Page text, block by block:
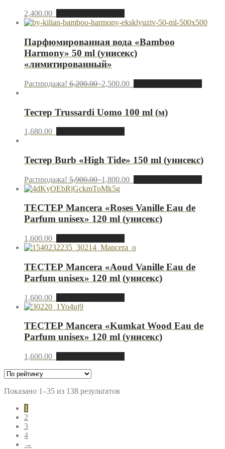
2,400.00
Парфюмированная вода «Bamboo
Harmony» 50 ml (унисекс)
«лимитированный»
Распродажа! 6,200.002,500.00
Тестер Trussardi Uomo 100 ml (м)
1,680.00
Тестер Burb «High Tide» 150 ml (унисекс)
Распродажа! 5,900.001,800.00
ТЕСТЕР Mancera «Roses Vanille Eau de
Parfum unisex» 120 ml (унисекс)
1,600.00
ТЕСТЕР Mancera «Aoud Vanille Eau de
Parfum unisex» 120 ml (унисекс)
1,600.00
ТЕСТЕР Mancera «Kumkat Wood Eau de
Parfum unisex» 120 ml (унисекс)
1,600.00
Показано 1–35 из 138 результатов
1
2
3
4
→